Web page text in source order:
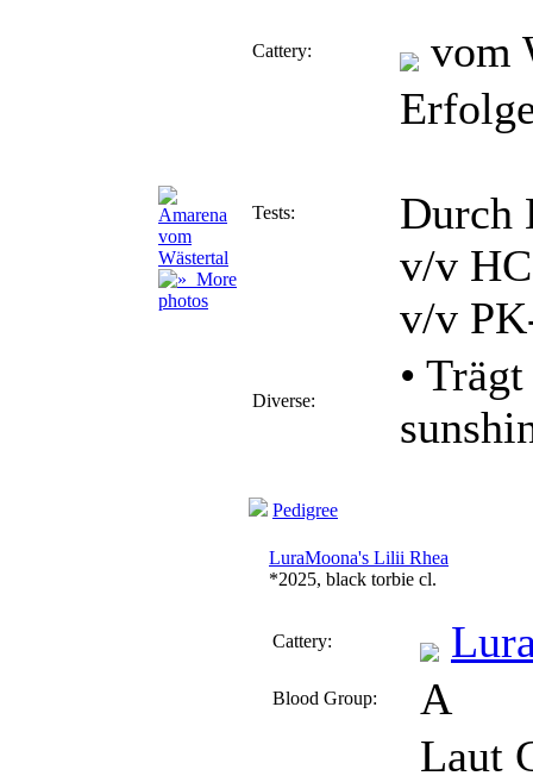
More
photos
Cattery: vom
Tests:
Durch
v/v
v/v
Diverse:
•
Pedigree
LuraMoona's Lilii Rhea
*2025, black torbie cl.
Cattery:
Blood Group: A
Laut